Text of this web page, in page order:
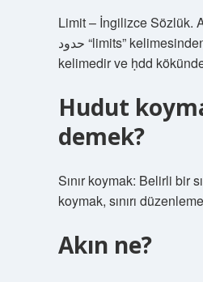
Limit – İngilizce Sözlük.
حدود “limits” kelimesinden türemiş bir
kelimedir ve ḥdd
Hudut
demek?
Sınır koymak: Belirli bir
koymak, sınırı
Akın ne?